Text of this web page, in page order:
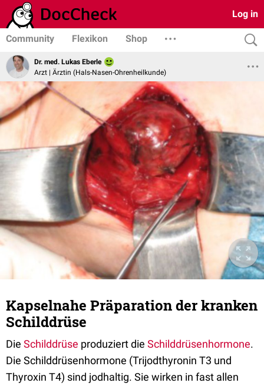
Log in
Community Flexikon Shop
Dr. med. Lukas Eberle
Arzt | Ärztin (Hals-Nasen-Ohrenheilkunde)
Kapselnahe Präparation der kranken
Schilddrüse
Die Schilddrüse produziert die Schilddrüsenhormone.
Die Schilddrüsenhormone (Trijodthyronin T3 und
Thyroxin T4) sind jodhaltig. Sie wirken in fast allen